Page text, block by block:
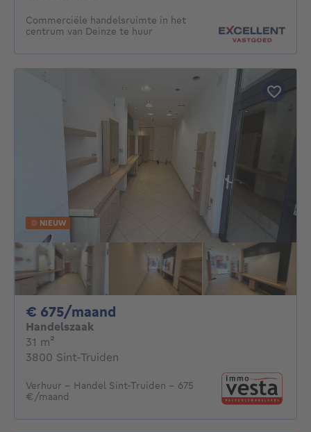
Commerciële handelsruimte in het
centrum van Deinze te huur
NIEUW
€ 675/maand
Handelszaak
31 m²
3800 Sint-Truiden
Verhuur - Handel Sint-Truiden - 675
€/maand